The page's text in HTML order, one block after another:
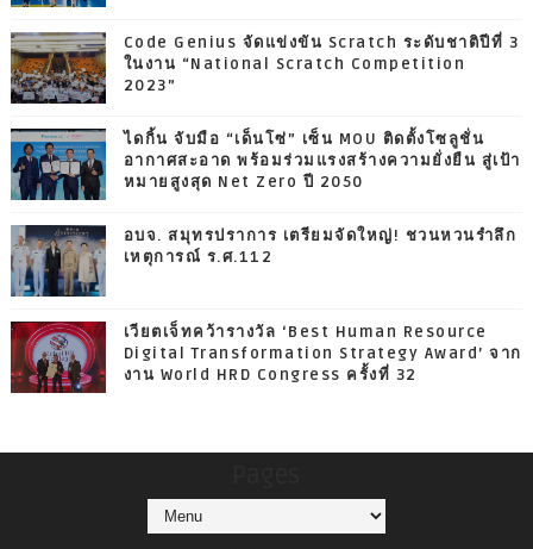
Code Genius จัดแข่งขัน Scratch ระดับชาติปีที่ 3
ในงาน “National Scratch Competition
2023”
ไดกิ้น จับมือ “เด็นโซ่” เซ็น MOU ติดตั้งโซลูชั่น
อากาศสะอาด พร้อมร่วมแรงสร้างความยั่งยืน สู่เป้า
หมายสูงสุด Net Zero ปี 2050
อบจ. สมุทรปราการ เตรียมจัดใหญ่! ชวนหวนรำลึก
เหตุการณ์ ร.ศ.112
เวียตเจ็ทคว้ารางวัล ‘Best Human Resource
Digital Transformation Strategy Award’ จาก
งาน World HRD Congress ครั้งที่ 32